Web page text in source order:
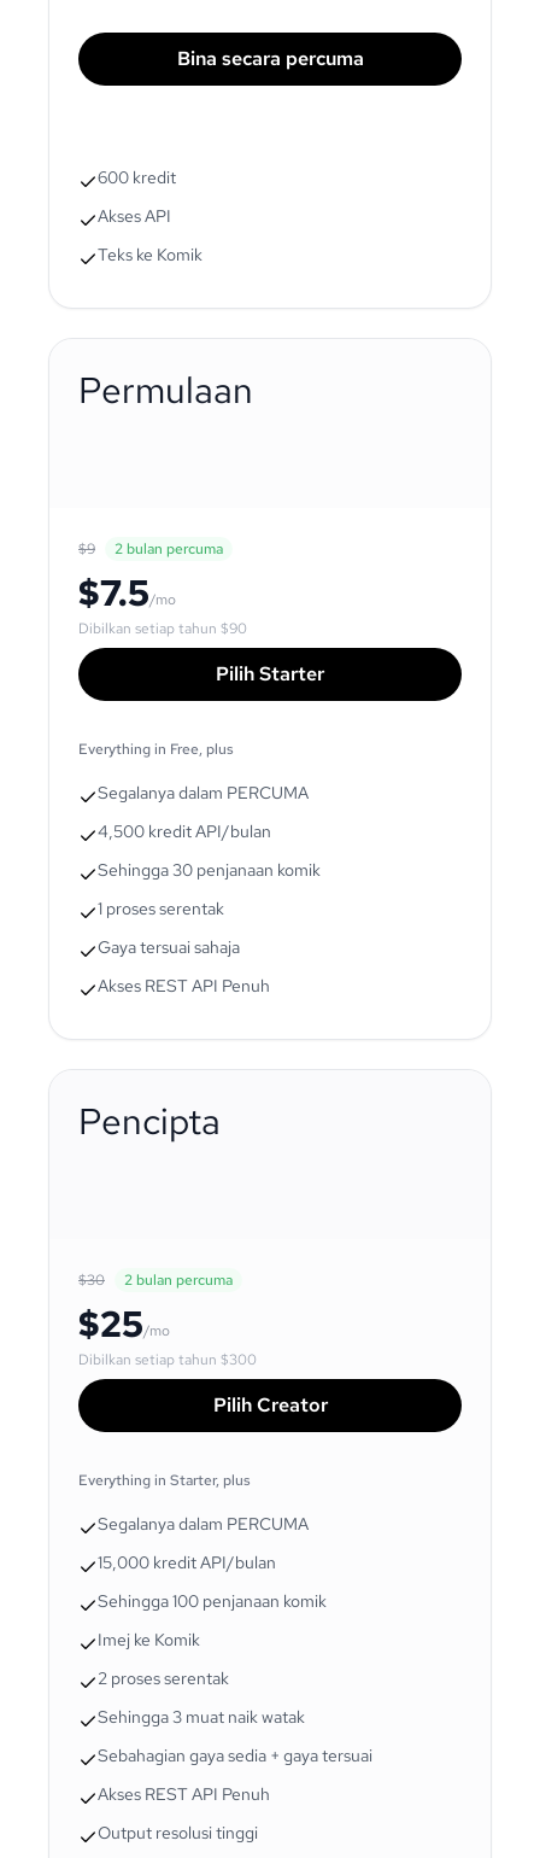
Bina secara percuma
600 kredit
Akses API
Teks ke Komik
Permulaan
$9 2 bulan percuma
$7.5/mo
Dibilkan setiap tahun $90
Pilih Starter
Everything in Free, plus
Segalanya dalam PERCUMA
4,500 kredit API/bulan
Sehingga 30 penjanaan komik
1 proses serentak
Gaya tersuai sahaja
Akses REST API Penuh
Pencipta
$30 2 bulan percuma
$25/mo
Dibilkan setiap tahun $300
Pilih Creator
Everything in Starter, plus
Segalanya dalam PERCUMA
15,000 kredit API/bulan
Sehingga 100 penjanaan komik
Imej ke Komik
2 proses serentak
Sehingga 3 muat naik watak
Sebahagian gaya sedia + gaya tersuai
Akses REST API Penuh
Output resolusi tinggi